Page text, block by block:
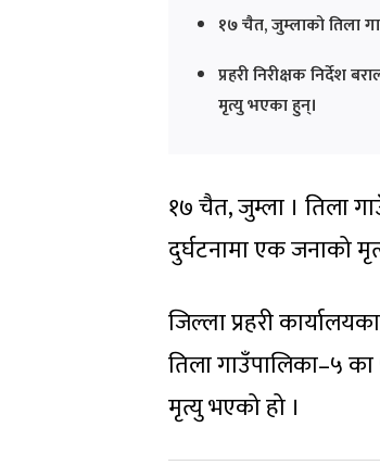
१७ चैत, जुम्लाको तिला
प्रहरी निरीक्षक निर्देश
मृत्यु भएका हुन्।
१७ चैत, जुम्ला । तिला
दुर्घटनामा एक जनाको
जिल्ला प्रहरी
तिला गाउँपालिका–५ का
मृत्यु भएको हो ।